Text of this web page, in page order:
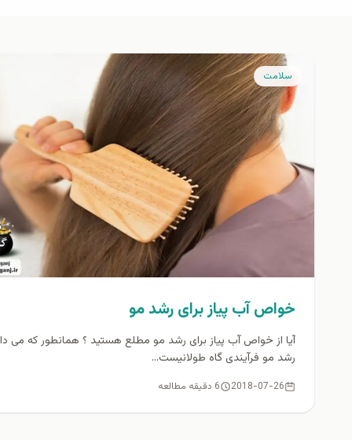
سلامت
خواص آب پیاز برای رشد مو
آیا از خواص آب پیاز برای رشد مو مطلع هستید ؟ همانطور که می
رشد مو فرآیندی گاه طولانیست...
2018-07-26 6 دقیقه مطالعه